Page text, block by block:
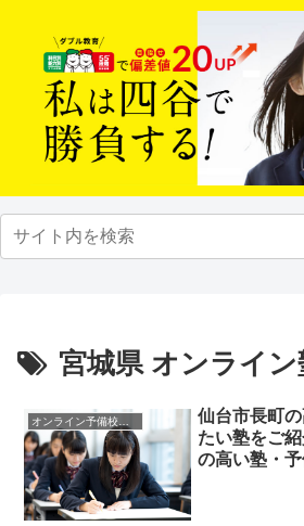
宮城県 オンライン
仙台市長町
たい塾をご
の高い塾・